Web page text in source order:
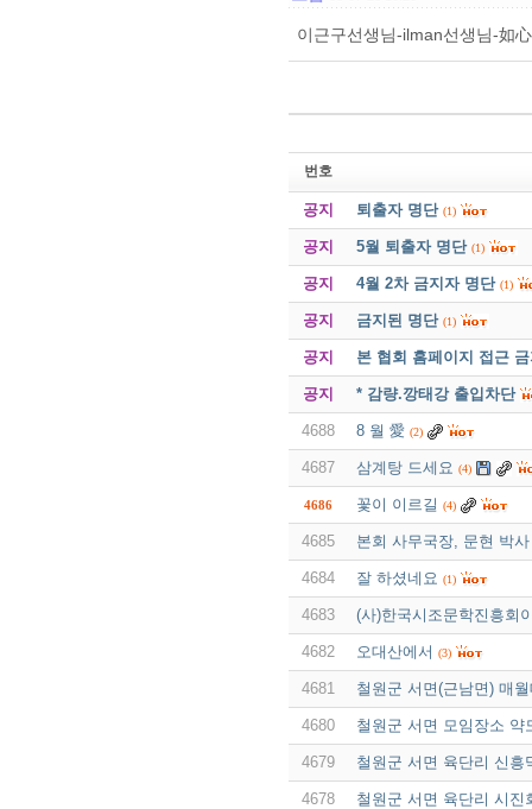
이근구선생님-ilman선생님-如
번호
공지 퇴출자 명단 (1)
공지 5월 퇴출자 명단 (1)
공지 4월 2차 금지자 명단 (1)
공지 금지된 명단 (1)
공지 본 협회 홈페이지 접근
공지 * 감량.깡태강 출입차단
4688 8 월 愛 (2)
4687 삼계탕 드세요 (4)
4686 꽃이 이르길 (4)
4685 본회 사무국장, 문현 박
4684 잘 하셨네요 (1)
4683 (사)한국시조문학진흥회
4682 오대산에서 (3)
4681 철원군 서면(근남면) 매
4680 철원군 서면 모임장소 약
4679 철원군 서면 육단리 신흥
4678 철원군 서면 육단리 시